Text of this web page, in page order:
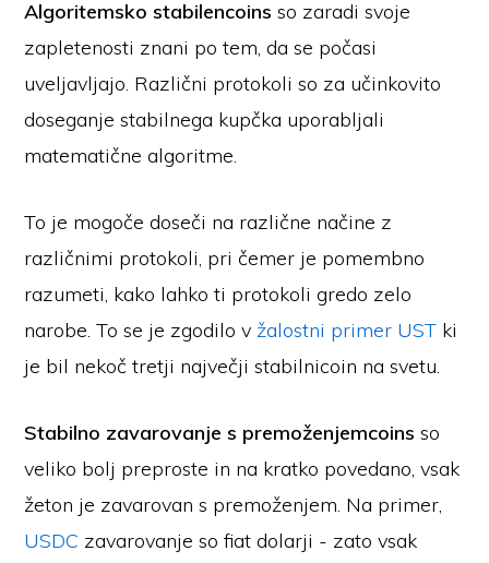
Algoritemsko stabilencoins so zaradi svoje
zapletenosti znani po tem, da se počasi
uveljavljajo. Različni protokoli so za učinkovito
doseganje stabilnega kupčka uporabljali
matematične algoritme.
To je mogoče doseči na različne načine z
različnimi protokoli, pri čemer je pomembno
razumeti, kako lahko ti protokoli gredo zelo
narobe. To se je zgodilo v žalostni primer UST ki
je bil nekoč tretji največji stabilnicoin na svetu.
Stabilno zavarovanje s premoženjemcoins so
veliko bolj preproste in na kratko povedano, vsak
žeton je zavarovan s premoženjem. Na primer,
USDC zavarovanje so fiat dolarji - zato vsak